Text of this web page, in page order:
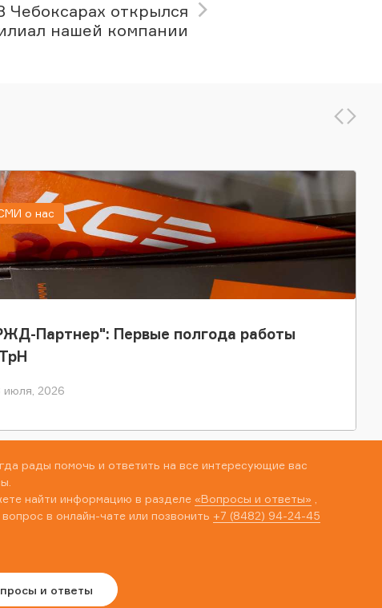
Чебоксарах открылся
нашей компании
Партнер": Первые полгода работы
июля, 2026
о нас
рады помочь и ответить на все интересующие вас
найти информацию в разделе «Вопросы и ответы»
в онлайн-чате или позвонить +7 (8482) 94-24-45
и ответы